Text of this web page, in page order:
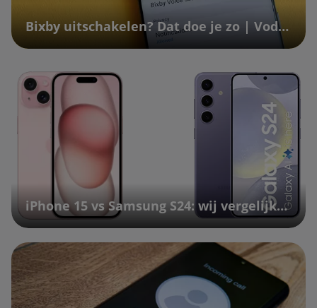
Bixby uitschakelen? Dat doe je zo | Vodafone
iPhone 15 vs Samsung S24: wij vergelijken ze! | Vodafone